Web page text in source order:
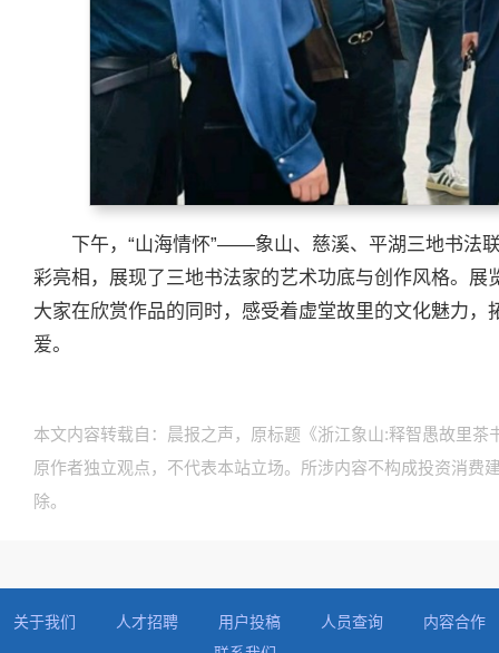
下午，“山海情怀”——象山、慈溪、平湖三地书法
彩亮相，展现了三地书法家的艺术功底与创作风格。
大家在欣赏作品的同时，感受着虚堂故里的文化魅力
爱。
本文内容转载自：晨报之声，原标题《浙江象山:释智愚故里
原作者独立观点，不代表本站立场。所涉内容不构成投资消费
除。
关于我们 人才招聘 用户投稿 人员查询
内容合作